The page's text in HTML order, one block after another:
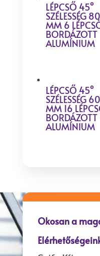
LÉPCSŐ 45°
SZÉLESSÉG
MM 6
BORDÁZOTT
ALUMÍNIUM
LÉPCSŐ 45°
SZÉLESSÉG
MM 16
BORDÁZOTT
ALUMÍNIUM
Okosan a